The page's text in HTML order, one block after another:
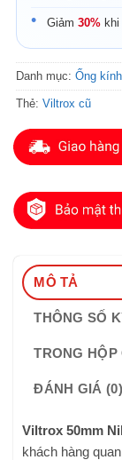
Giảm 30%
Danh mục: Ống
Thẻ: Viltrox cũ
MÔ TẢ
THÔNG SỐ
TRONG HỘP
ĐÁNH GIÁ (0)
Viltrox 50mm
khách hàng